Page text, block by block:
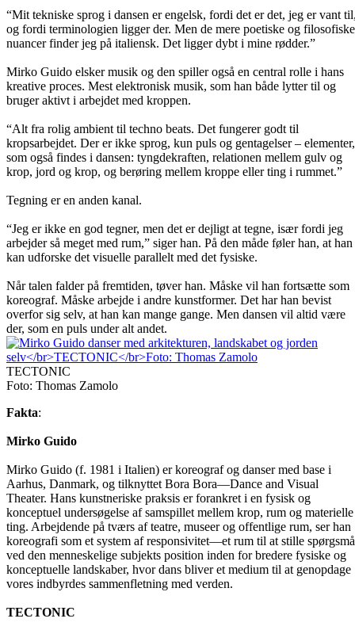
“Mit tekniske sprog i dansen er engelsk, fordi det er det, jeg er vant
og fordi terminologien ligger der. Men de mere poetiske og filosofiske
nuancer finder jeg på italiensk. Det ligger dybt i mine rødder.”
Mirko Guido elsker musik og den spiller også en central rolle i hans
kreative proces. Mest elektronisk musik, som han både lytter til og
bruger aktivt i arbejdet med kroppen.
“Alt fra rolig ambient til techno beats. Det fungerer godt til
kropsarbejdet. Der er ikke sprog, kun puls og gentagelser – elementer,
som også findes i dansen: tyngdekraften, relationen mellem gulv og
krop, jord og krop, og berøring mellem kroppe eller ting i rummet.”
Tegning er en anden kanal.
“Jeg er ikke en god tegner, men det er dejligt at tegne, især fordi jeg
arbejder så meget med rum,” siger han. På den måde føler han, at han
kan udforske det visuelle parallelt med det fysiske.
Når talen falder på fremtiden, tøver han. Måske vil han fortsætte som
koreograf. Måske arbejde i andre kunstformer. Det har han bevist
overfor sig selv, at han kan mange gange. Men dansen vil altid være
der, som en puls under alt andet.
TECTONIC
Foto: Thomas Zamolo
Fakta:
Mirko Guido
Mirko Guido (f. 1981 i Italien) er koreograf og danser med base i
Aarhus, Danmark, og tilknyttet Bora Bora—Dance and Visual
Theater. Hans kunstneriske praksis er forankret i en fysisk og
konceptuel undersøgelse af samspillet mellem krop, rum og materielle
ting. Arbejdende på tværs af teatre, museer og offentlige rum, ser han
koreografi som et system af responsivitet—et rum til at stille
ved den menneskelige subjekts position inden for bredere fysiske og
konceptuelle landskaber, hvor dans bliver et medium til at genopdage
vores indbyrdes sammenfletning med verden.
TECTONIC